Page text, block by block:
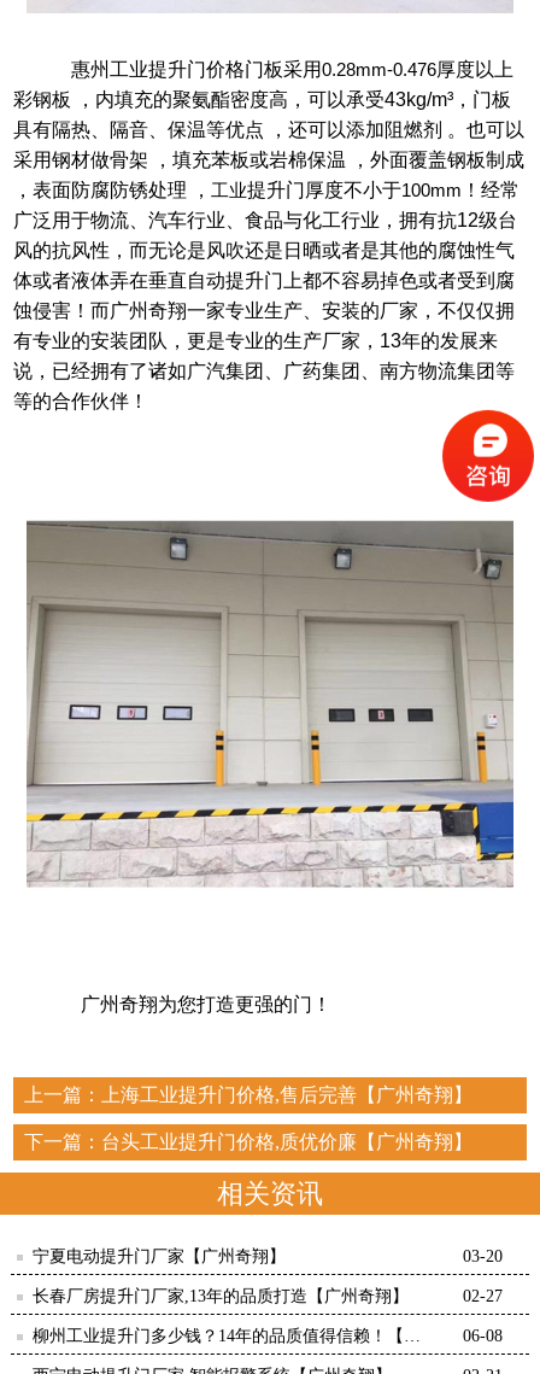
惠州工业提升门价格门板采用0.28mm-0.476厚度以上
彩钢板
，内填充的聚氨酯密度高，可以承受43kg/m³ ，门板
具有隔热、隔音、保温等优点 ，还可以添加阻燃剂 。也可以
采用钢材做骨架
，填充苯板或岩棉保温 ，外面覆盖钢板制成
，表面防腐防锈处理 ， 工业提升门厚度不小于100mm ！经常
广泛用于物流、汽车行业、食品与化工行业，拥有抗12级台
风的抗风性，而无论是风吹还是日晒或者是其他的腐蚀性气
体或者液体弄在垂直自动提升门上都不容易掉色或者受到腐
蚀侵害！而广州奇翔一家专业生产、安装的厂家，不仅仅拥
有专业的安装团队，更是专业的生产厂家， 13年的发展来
说，已经拥有了诸如广汽集团、广药集团、南方物流集团等
等的合作伙伴！
广州奇翔为您打造更强的门！
上一篇： 上海工业提升门价格,售后完善【广州奇翔】
下一篇： 台头工业提升门价格,质优价廉【广州奇翔】
相关资讯
宁夏电动提升门厂家【广州奇翔】 03-20
长春厂房提升门厂家,13年的品质打造【广州奇翔】 02-27
柳州工业提升门多少钱？14年的品质值得信赖！【广
州奇翔】
06-08